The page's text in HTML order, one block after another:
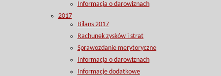
Informacja o darowiznach
2017
Bilans 2017
Rachunek zysków i strat
Sprawozdanie merytoryczne
Informacja o darowiznach
Informacje dodatkowe